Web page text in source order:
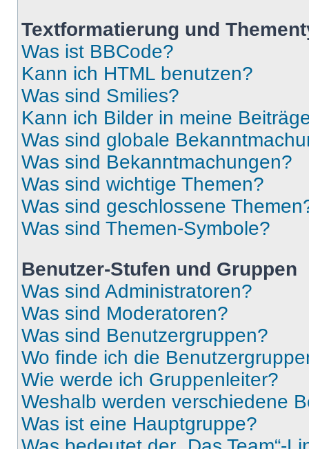
Textformatierung und
Was ist BBCode?
Kann ich HTML benutzen?
Was sind Smilies?
Kann ich Bilder in meine
Was sind globale
Was sind Bekanntmachungen?
Was sind wichtige Themen?
Was sind geschlossene
Was sind Themen-Symbole?
Benutzer-Stufen und Gruppen
Was sind Administratoren?
Was sind Moderatoren?
Was sind Benutzergruppen?
Wo finde ich die
Wie werde ich Gruppenleiter?
Weshalb werden verschiedene
Was ist eine Hauptgruppe?